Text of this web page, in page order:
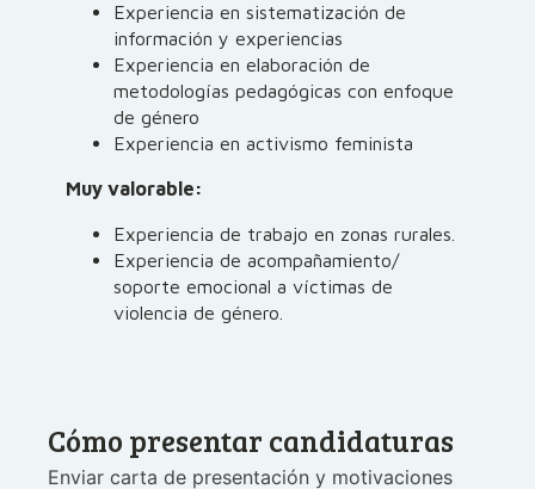
Experiencia en sistematización de
información y experiencias
Experiencia en elaboración de
metodologías pedagógicas con enfoque
de género
Experiencia en activismo feminista
Muy valorable:
Experiencia de trabajo en zonas rurales.
Experiencia de acompañamiento/
soporte emocional a víctimas de
violencia de género.
Cómo presentar candidaturas
Enviar carta de presentación y motivaciones